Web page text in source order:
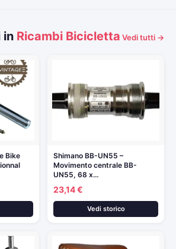
in Ricambi Bicicletta Vedi tutti →
Bike
Shimano BB-UN55 –
Movimento centrale BB-
UN55, 68 x…
23,14 €
Vedi storico